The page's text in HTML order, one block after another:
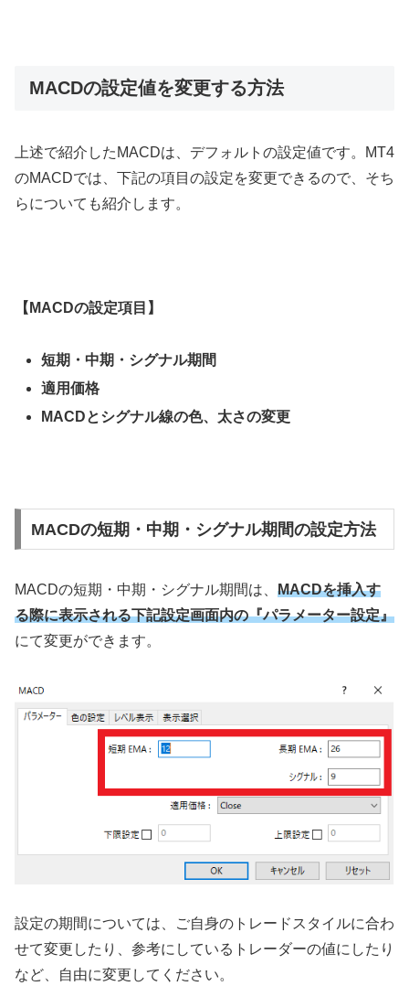
MACDの設定値を変更する方法
上述で紹介した MACDは、デフォルトの設定値です。
MT4
のMACDでは、下記の項目の設定を変更できるので、そち
らについても紹介します。
【 MACDの設定項目】
短期・中期・シグナル期間
適用価格
MACDとシグナル線の色、太さの変更
MACDの短期・中期・シグナル期間の設定方法
MACDの短期・中期・シグナル期間は、 MACDを挿入す
る際に表示される下記設定画面内の『パラメーター設定』
にて変更ができます。
設定の期間については、ご自身のトレードスタイルに合わ
せて変更したり、参考にしているトレーダーの値にしたり
など、自由に変更してください。